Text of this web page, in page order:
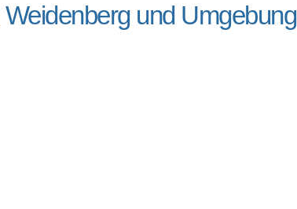
und Umgebung